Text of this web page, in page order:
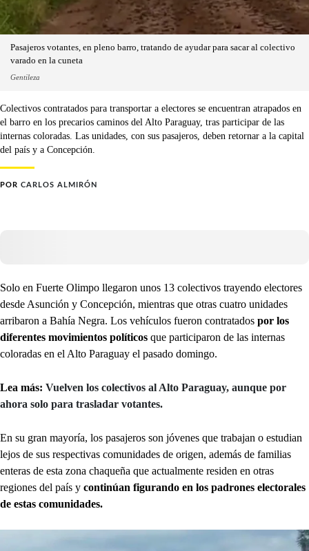
Pasajeros votantes, en pleno barro, tratando de ayudar para sacar al colectivo
varado en la cuneta
Gentileza
Colectivos contratados para transportar a electores se encuentran atrapados en
el barro en los precarios caminos del Alto Paraguay, tras participar de las
internas coloradas. Las unidades, con sus pasajeros, deben retornar a la capital
del país y a Concepción.
POR CARLOS ALMIRÓN
Solo en Fuerte Olimpo llegaron unos 13 colectivos trayendo electores
desde Asunción y Concepción, mientras que otras cuatro unidades
arribaron a Bahía Negra. Los vehículos fueron contratados por los
diferentes movimientos políticos que participaron de las internas
coloradas en el Alto Paraguay el pasado domingo.
Lea más: Vuelven los colectivos al Alto Paraguay, aunque por
ahora solo para trasladar votantes.
En su gran mayoría, los pasajeros son jóvenes que trabajan o estudian
lejos de sus respectivas comunidades de origen, además de familias
enteras de esta zona chaqueña que actualmente residen en otras
regiones del país y continúan figurando en los padrones electorales
de estas comunidades.